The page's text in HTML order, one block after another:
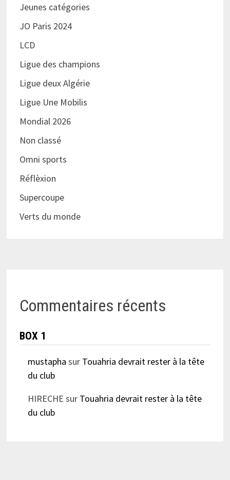
Jeunes catégories
JO Paris 2024
LCD
Ligue des champions
Ligue deux Algérie
Ligue Une Mobilis
Mondial 2026
Non classé
Omni sports
Réflèxion
Supercoupe
Verts du monde
Commentaires récents
BOX 1
mustapha sur Touahria devrait rester à la tête
du club
HIRECHE sur Touahria devrait rester à la tête
du club